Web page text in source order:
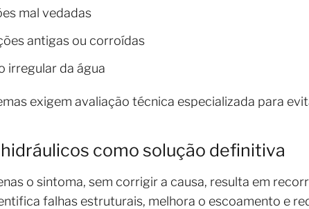
mal vedadas
antigas ou corroídas
irregular da água
exigem avaliação técnica especializada para
como solução definitiva
o sintoma, sem corrigir a causa, resulta em
falhas estruturais, melhora o escoamento e